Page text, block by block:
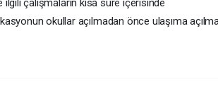
çalışmaların kısa süre içerisinde
okullar açılmadan önce ulaşıma